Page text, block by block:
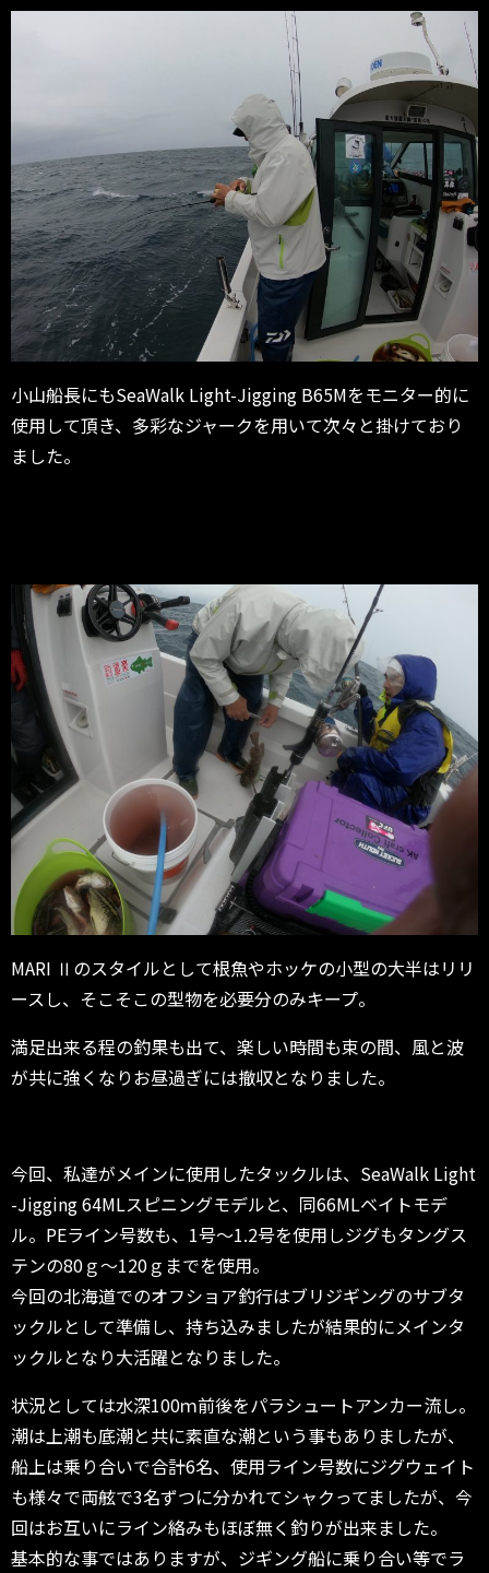
小山船長にもSeaWalk Light-Jigging B65Mをモニター的に
使用して頂き、多彩なジャークを用いて次々と掛けており
ました。
MARI Ⅱのスタイルとして根魚やホッケの小型の大半はリリ
ースし、そこそこの型物を必要分のみキープ。
満足出来る程の釣果も出て、楽しい時間も束の間、風と波
が共に強くなりお昼過ぎには撤収となりました。
今回、私達がメインに使用したタックルは、SeaWalk Light
-Jigging 64MLスピニングモデルと、同66MLベイトモデ
ル。PEライン号数も、1号～1.2号を使用しジグもタングス
テンの80ｇ～120ｇまでを使用。
今回の北海道でのオフショア釣行はブリジギングのサブタ
ックルとして準備し、持ち込みましたが結果的にメインタ
ックルとなり大活躍となりました。
状況としては水深100ｍ前後をパラシュートアンカー流し。
潮は上潮も底潮と共に素直な潮という事もありましたが、
船上は乗り合いで合計6名、使用ライン号数にジグウェイト
も様々で両舷で3名ずつに分かれてシャクってましたが、今
回はお互いにライン絡みもほぼ無く釣りが出来ました。
基本的な事ではありますが、ジギング船に乗り合い等でラ